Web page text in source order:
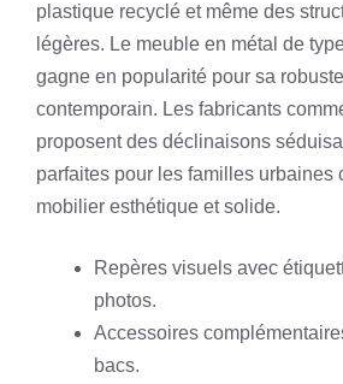
plastique recyclé et même des
légères. Le meuble en métal de
gagne en popularité pour sa
contemporain. Les fabricants
proposent des déclinaisons
parfaites pour les familles urbaines
mobilier esthétique et solide.
Repères visuels avec
photos.
Accessoires
bacs.